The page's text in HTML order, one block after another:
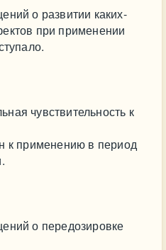
о развитии каких-
при применении
чувствительность к
к применению в период
о передозировке